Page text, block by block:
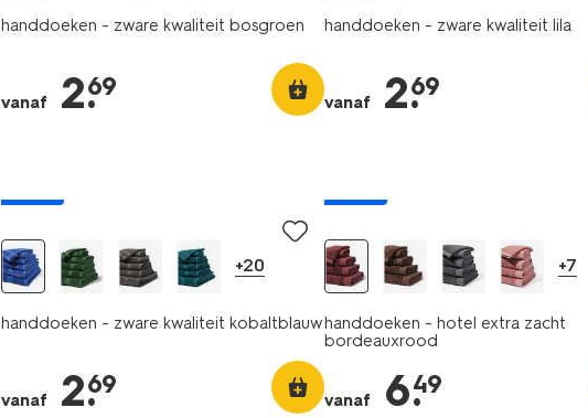
handdoeken - zware kwaliteit bosgroen
vanaf 2.
69
handdoeken - zware kwaliteit lila
vanaf 2.
69
+20
handdoeken - zware kwaliteit kobaltblauw
vanaf 2.
69
+7
handdoeken - hotel extra zacht
bordeauxrood
vanaf 6.
49